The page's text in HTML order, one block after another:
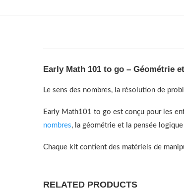
Early Math 101 to go – Géométrie
Le sens des nombres, la résolution de
Early Math101 to go est conçu pour les
nombres, la géométrie et la pensée
Chaque kit contient des matériels de
RELATED PRODUCTS